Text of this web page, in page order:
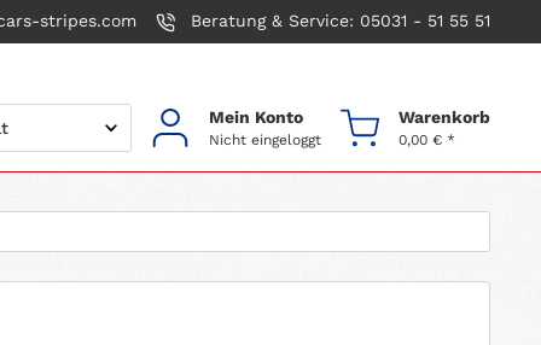
stripes.com Beratung & Service: 05031 - 51 55 51
Mein Konto
Nicht eingeloggt
Warenkorb
0,00 € *